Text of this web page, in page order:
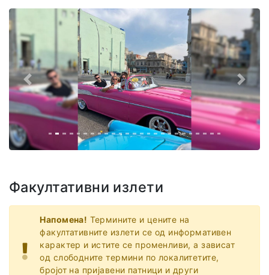
Назад
Факултативни излети
Напомена! Термините и цените на
факултативните излети се од информативен
карактер и истите се променливи, а зависат
од слободните термини по локалитетите,
бројот на пријавени патници и други